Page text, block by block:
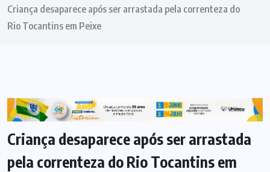
Criança desaparece após ser arrastada pela correnteza do
Rio Tocantins em Peixe
TOCANTINS
Criança desaparece após ser arrastada
pela correnteza do Rio Tocantins em